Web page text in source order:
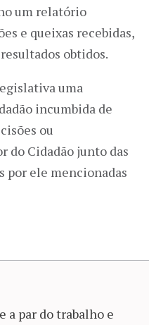
um relatório
e queixas recebidas,
obtidos.
uma
incumbida de
ou
do Cidadão junto das
por ele mencionadas
a par do trabalho e